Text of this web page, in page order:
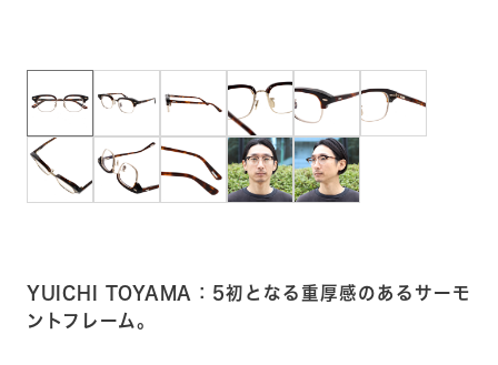
YUICHI TOYAMA：5初となる重厚感のあるサーモ
ントフレーム。